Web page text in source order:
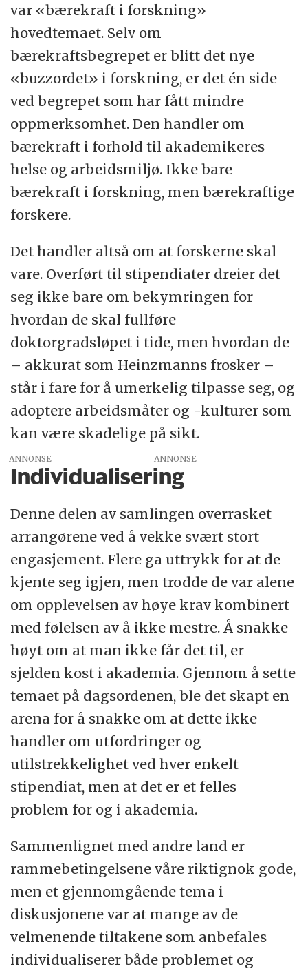
var «bærekraft i forskning»
hovedtemaet. Selv om
bærekraftsbegrepet er blitt det nye
«buzzordet» i forskning, er det én side
ved begrepet som har fått mindre
oppmerksomhet. Den handler om
bærekraft i forhold til akademikeres
helse og arbeidsmiljø. Ikke bare
bærekraft i forskning, men bærekraftige
forskere.
Det handler altså om at forskerne skal
vare. Overført til stipendiater dreier det
seg ikke bare om bekymringen for
hvordan de skal fullføre
doktorgradsløpet i tide, men hvordan de
– akkurat som Heinzmanns frosker –
står i fare for å umerkelig tilpasse seg, og
adoptere arbeidsmåter og -kulturer som
kan være skadelige på sikt.
ANNONSE
Individualisering
Denne delen av samlingen overrasket
arrangørene ved å vekke svært stort
engasjement. Flere ga uttrykk for at de
kjente seg igjen, men trodde de var alene
om opplevelsen av høye krav kombinert
med følelsen av å ikke mestre. Å snakke
høyt om at man ikke får det til, er
sjelden kost i akademia. Gjennom å sette
temaet på dagsordenen, ble det skapt en
arena for å snakke om at dette ikke
handler om utfordringer og
utilstrekkelighet ved hver enkelt
stipendiat, men at det er et felles
problem for og i akademia.
Sammenlignet med andre land er
rammebetingelsene våre riktignok gode,
men et gjennomgående tema i
diskusjonene var at mange av de
velmenende tiltakene som anbefales
individualiserer både problemet og